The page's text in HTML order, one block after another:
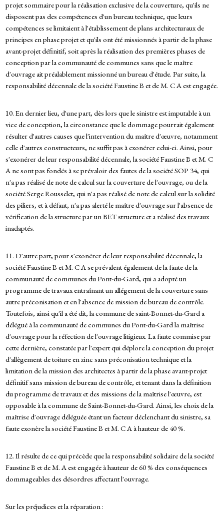
projet sommaire pour la réalisation exclusive de la couverture, qu'ils ne
disposent pas des compétences d'un bureau technique, que leurs
compétences se limitaient à l'établissement de plans architecturaux de
principes en phase projet et qu'ils ont été missionnés à partir de la phase
avant-projet définitif, soit après la réalisation des premières phases de
conception par la communauté de communes sans que le maître
d'ouvrage ait préalablement missionné un bureau d'étude. Par suite, la
responsabilité décennale de la société Faustine B et de M. C A est engagée.
10. En dernier lieu, d'une part, dès lors que le sinistre est imputable à un
vice de conception, la circonstance que le dommage pourrait également
résulter d'autres causes que l'intervention du maître d'œuvre, notamment
celle d'autres constructeurs, ne suffit pas à exonérer celui-ci. Ainsi, pour
s'exonérer de leur responsabilité décennale, la société Faustine B et M. C
A ne sont pas fondés à se prévaloir des fautes de la société SOP 34, qui
n'a pas réalisé de note de calcul sur la couverture de l'ouvrage, ou de la
société Serge Rousselet, qui n'a pas réalisé de note de calcul sur la solidité
des piliers, et à défaut, n'a pas alerté le maître d'ouvrage sur l'absence de
vérification de la structure par un BET structure et a réalisé des travaux
inadaptés.
11. D'autre part, pour s'exonérer de leur responsabilité décennale, la
société Faustine B et M. C A se prévalent également de la faute de la
communauté de communes du Pont-du-Gard, qui a adopté un
programme de travaux entraînant un allégement de la couverture sans
autre préconisation et en l'absence de mission de bureau de contrôle.
Toutefois, ainsi qu'il a été dit, la commune de saint-Bonnet-du-Gard a
délégué à la communauté de communes du Pont-du-Gard la maîtrise
d'ouvrage pour la réfection de l'ouvrage litigieux. La faute commise par
cette dernière, constatée par l'expert qui déplore la conception du projet
d'allègement de toiture en zinc sans préconisation technique et la
limitation de la mission des architectes à partir de la phase avant-projet
définitif sans mission de bureau de contrôle, et tenant dans la définition
du programme de travaux et des missions de la maîtrise l'œuvre, est
opposable à la commune de Saint-Bonnet-du-Gard. Ainsi, les choix de la
maîtrise d'ouvrage déléguée étant un facteur déclenchant du sinistre, sa
faute exonère la société Faustine B et M. C A à hauteur de 40 %.
12. Il résulte de ce qui précède que la responsabilité solidaire de la société
Faustine B et de M. A est engagée à hauteur de 60 % des conséquences
dommageables des désordres affectant l'ouvrage.
Sur les préjudices et la réparation :